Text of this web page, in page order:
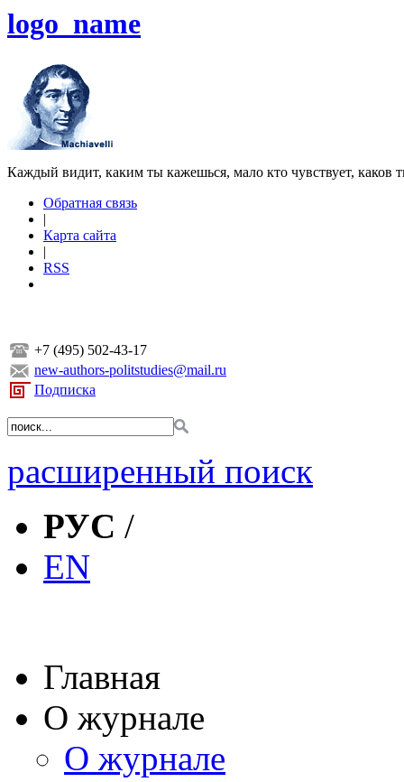
logo_name
Каждый видит, каким ты кажешься, мало кто чувствует, каков
Обратная связь
|
Карта сайта
|
RSS
+7 (495) 502-43-17
new-authors-politstudies@mail.ru
Подписка
расширенный поиск
РУС /
EN
Главная
О журнале
О журнале